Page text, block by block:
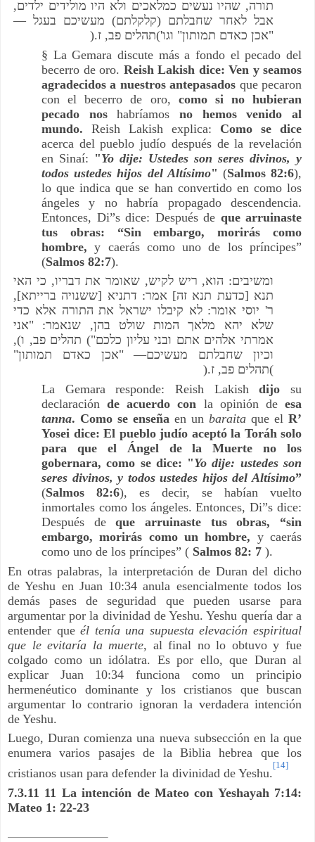
תורה, שהיו נעשים כמלאכים ולא היו מולידים ילדים,
אבל לאחר שחבלתם (קלקלתם) מעשיכם בעגל —
"אכן כאדם תמותון" וגו'
(תהלים פב, ז).
§ La Gemara discute más a fondo el pecado del
becerro de oro. Reish Lakish dice: Ven y seamos
agradecidos a nuestros antepasados que pecaron
con el becerro de oro, como si no hubieran
pecado noshabríamosno hemos venido al
mundo. Reish Lakish explica: Como se dice
acerca del pueblo judío después de la revelación
en Sinaí: "Yo dije: Ustedes son seres divinos, y
todos ustedes hijos del Altísimo" (Salmos 82:6),
lo que indica que se han convertido en como los
ángeles y no habría propagado descendencia.
Entonces, Di”s dice: Después de que arruinaste
tus obras: “Sin embargo, morirás como
hombre, y caerás como uno de los príncipes”
(Salmos 82:7).
ומשיבים: הוא, ריש לקיש, שאומר את דבריו, כי האי
תנא [כדעת תנא זה] אמר: דתניא [ששנויה ברייתא],
ר' יוסי אומר:לא קיבלו ישראל את התורה אלא כדי
שלא יהא מלאך המות שולט בהן, שנאמר: "אני
אמרתי אלהים אתם ובני עליון כלכם"
( תהלים פב, ו),
וכיון שחבלתם מעשיכם—
"אכן כאדם תמותון"
(תהלים פב, ז).
La Gemara responde: Reish Lakishdijo su
declaraciónde acuerdo con la opinión deesa
tanna. Como se enseña en un baraita que el R’
Yosei dice: El pueblo judío aceptó la Toráh solo
para que el Ángel de la Muerte no los
gobernara, como se dice: "Yo dije: ustedes son
seres divinos, y todos ustedes hijos del Altísimo”
(Salmos 82:6), es decir, se habían vuelto
inmortales como los ángeles. Entonces, Di”s dice:
Después deque arruinaste tus obras, “sin
embargo, morirás como un hombre, y caerás
como uno de los príncipes” ( Salmos 82: 7 ).
En otras palabras, la interpretación de Duran del dicho
de Yeshu en Juan 10:34 anula esencialmente todos los
demás pases de seguridad que pueden usarse para
argumentar por la divinidad de Yeshu. Yeshu quería dar a
entender queél tenía una supuesta elevación espiritual
que le evitaría la muerte, al final no lo obtuvo y fue
colgado como un idólatra. Es por ello, que Duran al
explicar Juan 10:34 funciona como un principio
hermenéutico dominante y los cristianos que buscan
argumentar lo contrario ignoran la verdadera intención
de Yeshu.
Luego, Duran comienza una nueva subsección en la que
enumera varios pasajes de la Biblia hebrea que los
cristianos usan para defender la divinidad de Yeshu.
[14]
7.3.11 11 La intención de Mateo con Yeshayah 7:14:
Mateo 1: 22-23